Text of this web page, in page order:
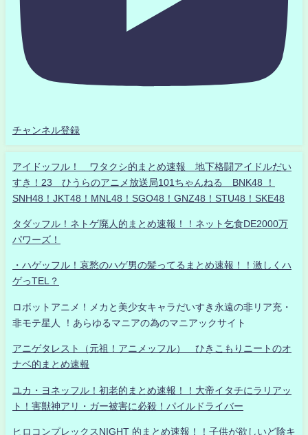
チャンネル登録
アイドッフル！ ワタクシ的まとめ速報 地下格闘アイドルだい
すき！23 ひうらのアニメ放送局101ちゃんねる BNK48 ！
SNH48！JKT48！MNL48！SGO48！GNZ48！STU48！SKE48
タダッフル！ネトゲ廃人的まとめ速報！！ネット乞食DE2000万
パワーズ！
・ハゲッフル！哀愁のハゲ男の髪ってるまとめ速報！！激しくハ
ゲっTEL？
ロボットアニメ！メカと美少女キャラだいすき永遠の非リア充・
非モテ星人 ！あらゆるマニアの為のマニアックサイト
アニゲタレスト（元祖！アニメッフル） ひきこもりニートのオ
ナベ的まとめ速報
ユカ・ヨネッフル！初老的まとめ速報！！大帝イタチにラリアッ
ト！害獣神アリ・ガー被害に必殺！パイルドライバー
ヒロコンプレックスNIGHT 的まとめ速報！！子供が欲しいど陰キ